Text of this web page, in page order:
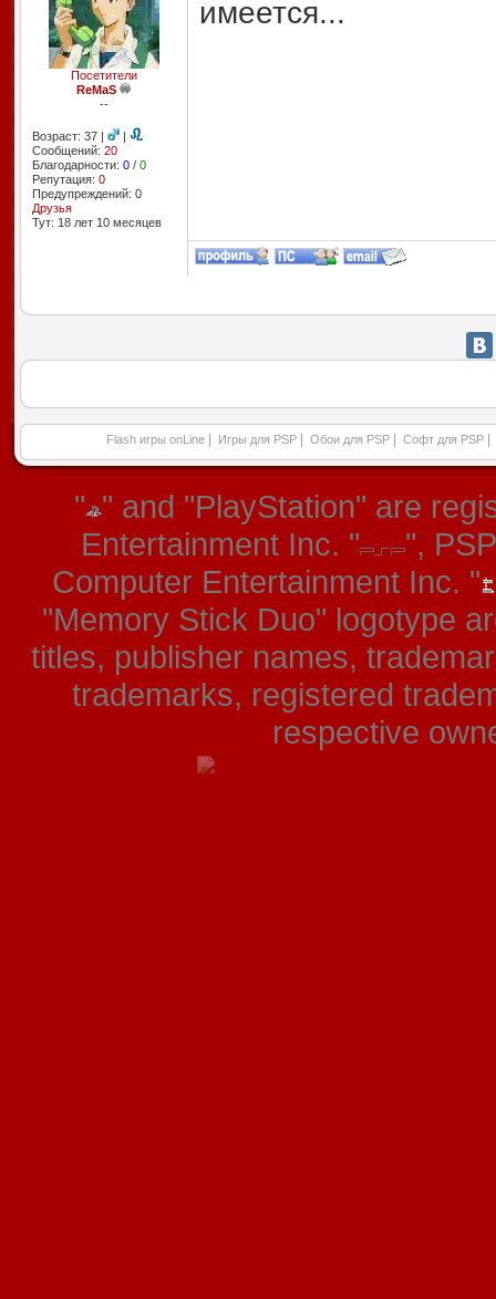
Посетители
ReMaS
--
Возраст: 37 |
|
Сообщений: 20
Благодарности: 0/ 0
Репутация: 0
Предупреждений: 0
Друзья
Тут: 18 лет 10 месяцев
имеется...
Flash игры onLine Игры для PSP Обои для PSP Софт для PSP
" " and "PlayStation" are
Entertainment Inc. "
",
Computer Entertainment Inc. "
"Memory Stick Duo" logotype
titles, publisher names,
trademarks, registered
respective